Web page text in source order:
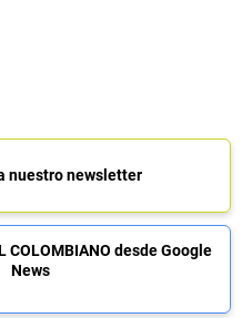
nuestro newsletter
COLOMBIANO desde Google
News